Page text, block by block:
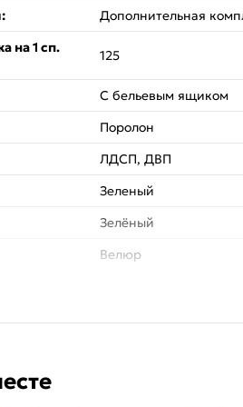
Дополнительная
на 1 сп.
125
С бельевым ящиком
Поролон
ЛДСП, ДВП
Зеленый
Зелёный
Велюр